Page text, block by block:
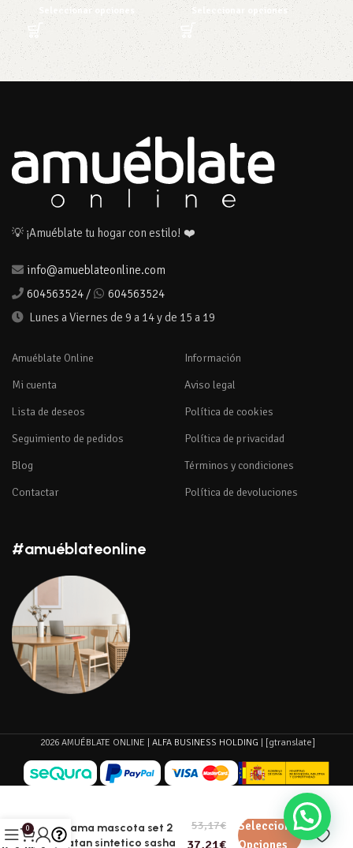
Seleccionar opciones Seleccionar opciones
💡 ¡Amuéblate tu hogar con estilo! ❤️
info@amueblateonline.com
604563524 /
604563524
Lunes a Viernes de 9 a 14 y de 15 a 19
Amuéblate Online
Mi cuenta
Lista de deseos
Seguimiento de pedidos
Blog
Contactar
Información
Aviso legal
Política de cookies
Política de privacidad
Términos y condiciones
Política de devoluciones
#amuéblateonline
2026 AMUÉBLATE ONLINE | ALFA BUSINESS HOLDING | [gtranslate]
Cama mascota set 2
ratan sintetico sasha
53,17€
37,21€
Seleccionar
Opciones
0